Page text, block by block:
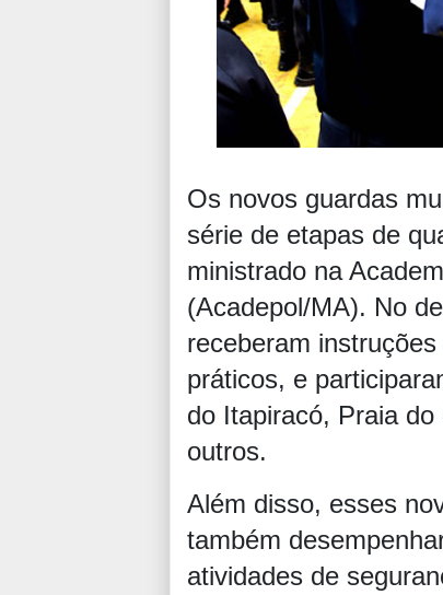
Os novos guardas
série de etapas de
ministrado na
(Acadepol/MA). No
receberam
práticos, e
do Itapiracó, Praia do
outros.
Além disso, esses
também
atividades de